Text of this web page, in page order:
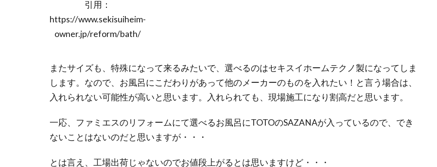
引用：
https://www.sekisuiheim-
owner.jp/reform/bath/
またサイズも、特殊になって来るみたいで、選べるのはセキスイホームテクノ製になってしま
します。なので、お風呂にこだわりがあって他のメーカーのものを入れたい！と言う場合は、
入れられない可能性が高いと思います。入れられても、現場施工になり割高だと思います。
一応、ファミエスのリフォームにて選べるお風呂にTOTOのSAZANAが入っているので、でき
ないことはないのだと思いますが・・・
とは言え、工場出荷じゃないのでお値段上がるとは思いますけど・・・